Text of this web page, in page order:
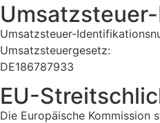
Umsatzsteuer-
Umsatzsteuergesetz:
DE186787933
EU-
Die Europäische Kommission